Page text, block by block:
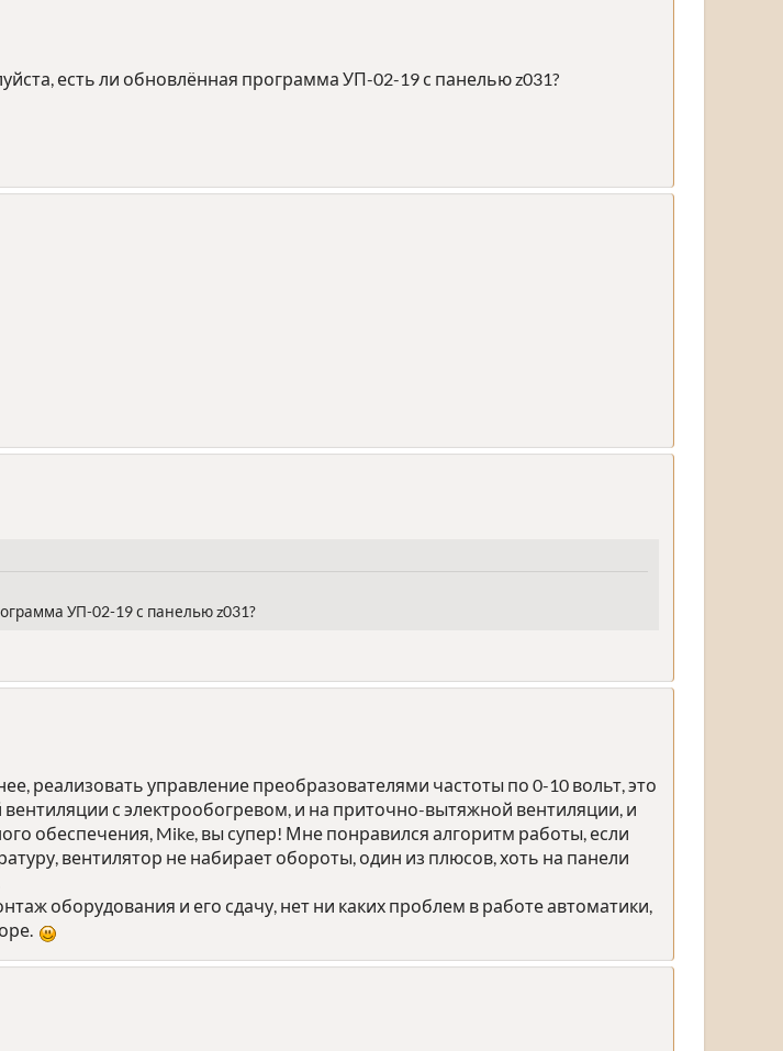
есть ли обновлённая программа УП-02-19 с панелью z031?
УП-02-19 с панелью z031?
реализовать управление преобразователями частоты по 0-10 вольт, это
вентиляции с электрообогревом, и на приточно-вытяжной вентиляции, и
обеспечения, Mike, вы супер! Мне понравился алгоритм работы, если
вентилятор не набирает обороты, один из плюсов, хоть на панели
оборудования и его сдачу, нет ни каких проблем в работе автоматики,